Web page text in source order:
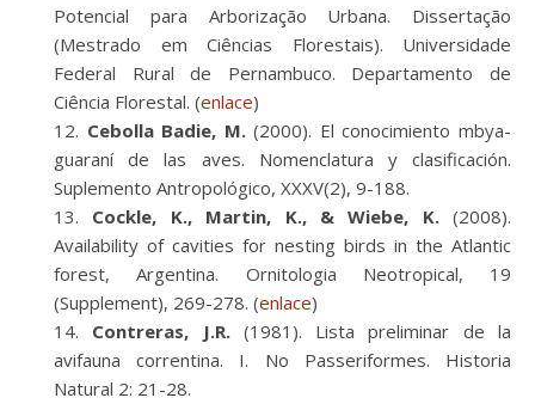
Potencial para Arborização Urbana. Dissertação
(Mestrado em Ciências Florestais). Universidade
Federal Rural de Pernambuco. Departamento de
Ciência Florestal. (enlace)
Cebolla Badie, M.(2000). El conocimiento mbya-
guaraní de las aves. Nomenclatura y clasificación.
Suplemento Antropológico, XXXV(2), 9-188.
Cockle, K., Martin, K., & Wiebe, K.(2008).
Availability of cavities for nesting birds in the Atlantic
forest, Argentina. Ornitologia Neotropical, 19
(Supplement), 269-278. (enlace)
Contreras, J.R.(1981). Lista preliminar de la
avifauna correntina. I. No Passeriformes. Historia
Natural 2: 21-28.